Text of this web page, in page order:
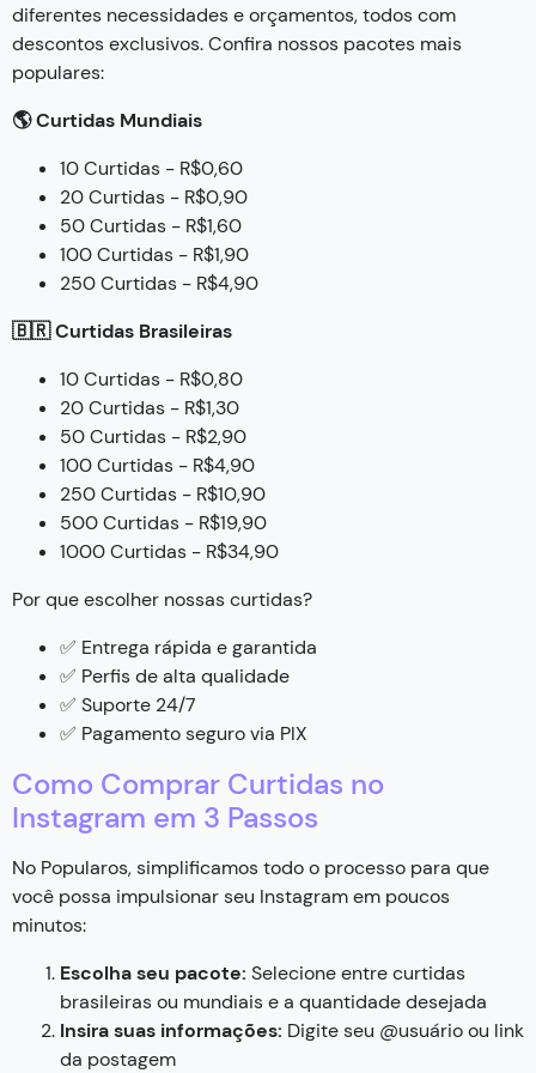
diferentes necessidades e orçamentos, todos com
descontos exclusivos. Confira nossos pacotes mais
populares:
🌎 Curtidas Mundiais
10 Curtidas - R$0,60
20 Curtidas - R$0,90
50 Curtidas - R$1,60
100 Curtidas - R$1,90
250 Curtidas - R$4,90
🇧🇷 Curtidas Brasileiras
10 Curtidas - R$0,80
20 Curtidas - R$1,30
50 Curtidas - R$2,90
100 Curtidas - R$4,90
250 Curtidas - R$10,90
500 Curtidas - R$19,90
1000 Curtidas - R$34,90
Por que escolher nossas curtidas?
✅ Entrega rápida e garantida
✅ Perfis de alta qualidade
✅ Suporte 24/7
✅ Pagamento seguro via PIX
Como Comprar Curtidas no
Instagram em 3 Passos
No Popularos, simplificamos todo o processo para que
você possa impulsionar seu Instagram em poucos
minutos:
Escolha seu pacote: Selecione entre curtidas
brasileiras ou mundiais e a quantidade desejada
Insira suas informações: Digite seu @usuário ou link
da postagem